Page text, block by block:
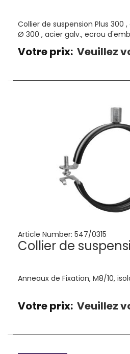
Collier de suspension Plus 300
Ø 300 , acier galv., ecrou
Votre prix: Veuillez
Article Number: 547/0315
Collier de
Anneaux de Fixation, M8/10,
Votre prix: Veuillez